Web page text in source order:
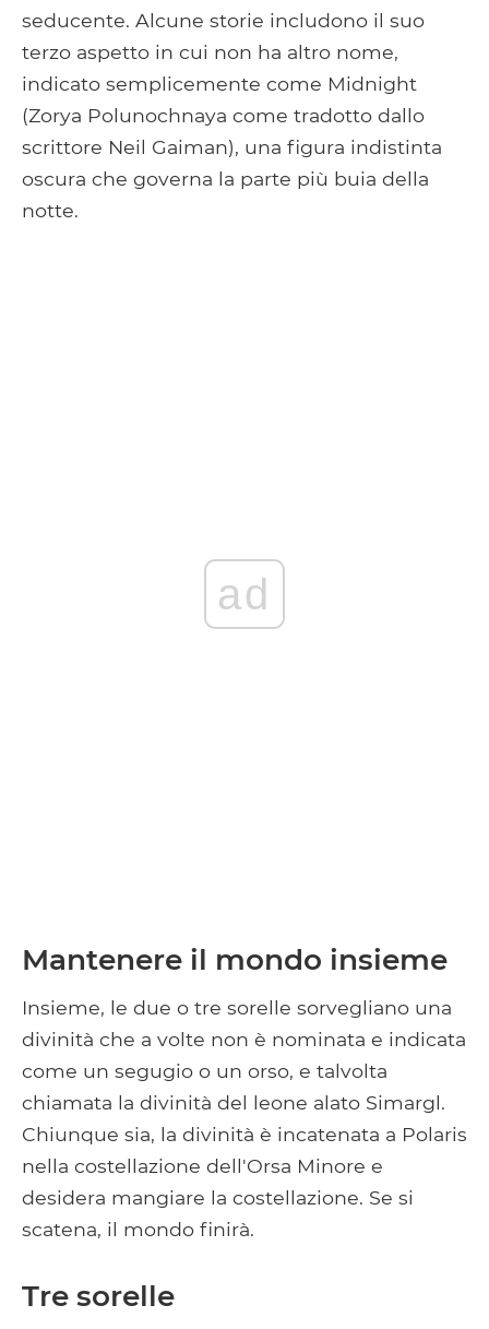
seducente. Alcune storie includono il suo
terzo aspetto in cui non ha altro nome,
indicato semplicemente come Midnight
(Zorya Polunochnaya come tradotto dallo
scrittore Neil Gaiman), una figura indistinta
oscura che governa la parte più buia della
notte.
ad
Mantenere il mondo insieme
Insieme, le due o tre sorelle sorvegliano una
divinità che a volte non è nominata e indicata
come un segugio o un orso, e talvolta
chiamata la divinità del leone alato Simargl.
Chiunque sia, la divinità è incatenata a Polaris
nella costellazione dell'Orsa Minore e
desidera mangiare la costellazione. Se si
scatena, il mondo finirà.
Tre sorelle